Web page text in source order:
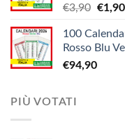
€3,90 Il
era:
€3,90.
€1,90Il
100
Rosso Blu
€94,90
PIÙ VOTATI